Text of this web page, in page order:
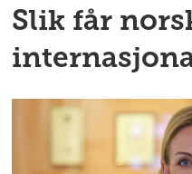
Slik får